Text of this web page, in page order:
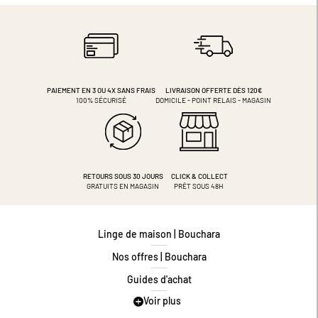
PAIEMENT EN 3 OU 4XSANS FRAIS
100% SÉCURISÉ
LIVRAISON OFFERTE DÈS 120€
DOMICILE - POINT RELAIS - MAGASIN
RETOURS SOUS 30 JOURS
GRATUITS EN MAGASIN
CLICK & COLLECT
PRÊT SOUS 48H
Linge de maison | Bouchara
Nos offres | Bouchara
Guides d'achat
Guide des tailles
Voir plus